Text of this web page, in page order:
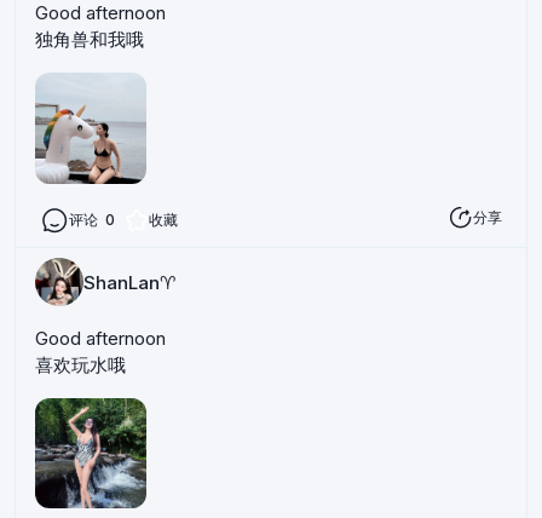
Good afternoon
独角兽和我哦
评论 0 收藏 分享
ShanLan♈️
Good afternoon
喜欢玩水哦